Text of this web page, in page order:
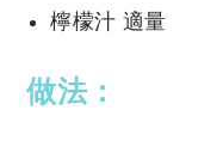
檸檬汁 適量
做法：